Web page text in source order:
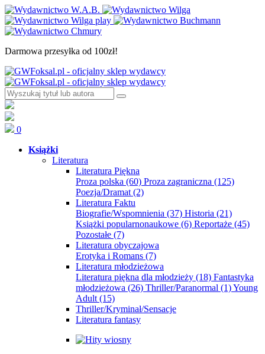
Darmowa przesyłka od 100zł!
0
Książki
Literatura
Literatura Piękna
Proza polska (60) Proza zagraniczna (125)
Poezja/Dramat (2)
Literatura Faktu
Biografie/Wspomnienia (37) Historia (21)
Książki popularnonaukowe (6) Reportaże (45)
Pozostałe (7)
Literatura obyczajowa
Erotyka i Romans (7)
Literatura młodzieżowa
Literatura piękna dla młodzieży (18) Fantastyka
młodzieżowa (26) Thriller/Paranormal (1)Young
Adult (15)
Thriller/Kryminał/Sensacje
Literatura fantasy